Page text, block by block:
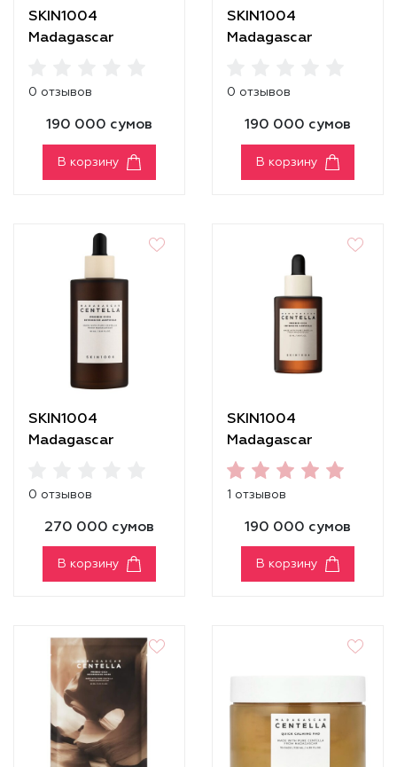
SKIN1004
Madagascar
0 отзывов
190 000 сумов
В корзину
SKIN1004
Madagascar
0 отзывов
190 000 сумов
В корзину
SKIN1004
Madagascar
0 отзывов
270 000 сумов
В корзину
SKIN1004
Madagascar
Centella Probio-
Cica Intensive
1 отзывов
190 000 сумов
В корзину